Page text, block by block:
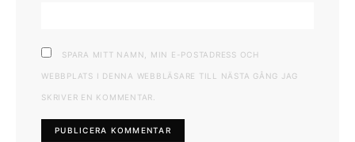
SPARA MITT NAMN, MIN E-POSTADRESS OCH
WEBBPLATS I DENNA WEBBLÄSARE TILL NÄSTA GÅNG JAG
SKRIVER EN KOMMENTAR.